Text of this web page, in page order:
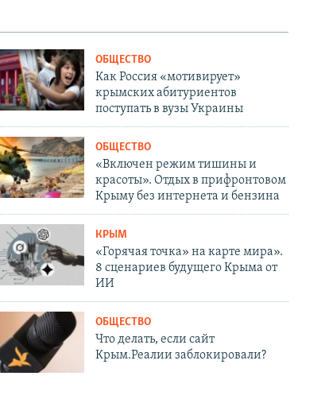
ОБЩЕСТВО
Как Россия «мотивирует»
крымских абитуриентов
поступать в вузы Украины
ОБЩЕСТВО
«Включен режим тишины и
красоты». Отдых в прифронтовом
Крыму без интернета и бензина
КРЫМ
«Горячая точка» на карте мира».
8 сценариев будущего Крыма от
ИИ
ОБЩЕСТВО
Что делать, если сайт
Крым.Реалии заблокировали?